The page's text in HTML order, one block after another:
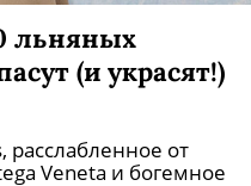
— стритвир-
и арт-проект
и поп-ап
для
сделали